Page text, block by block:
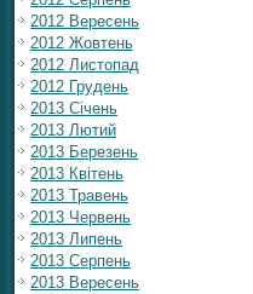
2012 Вересень
2012 Жовтень
2012 Листопад
2012 Грудень
2013 Січень
2013 Лютий
2013 Березень
2013 Квітень
2013 Травень
2013 Червень
2013 Липень
2013 Серпень
2013 Вересень